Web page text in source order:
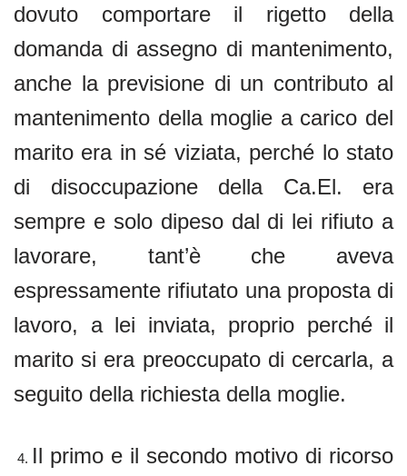
dovuto comportare il rigetto della
domanda di assegno di mantenimento,
anche la previsione di un contributo al
mantenimento della moglie a carico del
marito era in sé viziata, perché lo stato
di disoccupazione della Ca.El. era
sempre e solo dipeso dal di lei rifiuto a
lavorare, tant’è che aveva
espressamente rifiutato una proposta di
lavoro, a lei inviata, proprio perché il
marito si era preoccupato di cercarla, a
seguito della richiesta della moglie.
Il primo e il secondo motivo di ricorso